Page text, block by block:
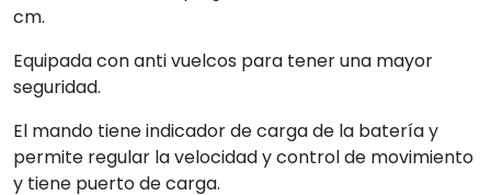
cm.
Equipada con anti vuelcos para tener una mayor
seguridad.
El mando tiene indicador de carga de la batería y
permite regular la velocidad y control de movimiento
y tiene puerto de carga.